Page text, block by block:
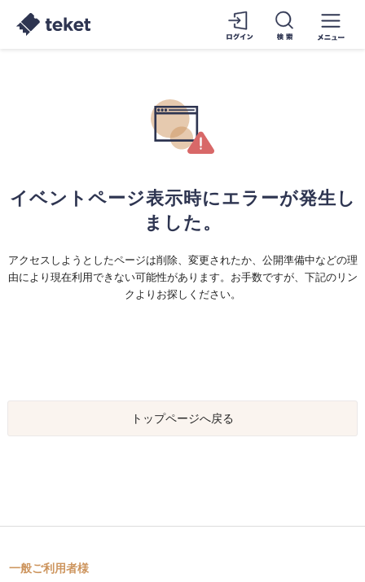
イベントページ表示時にエラーが発生し
ました。
アクセスしようとしたページは削除、変更されたか、公開準備中などの理
由により現在利用できない可能性があります。お手数ですが、下記のリン
クよりお探しください。
トップページへ戻る
一般ご利用者様